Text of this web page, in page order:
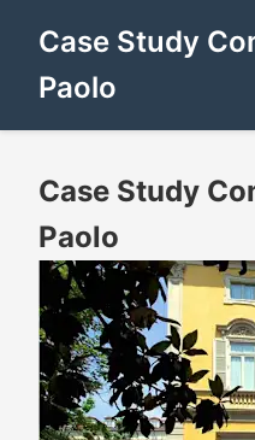
Case Study
Paolo
Case Study
Paolo